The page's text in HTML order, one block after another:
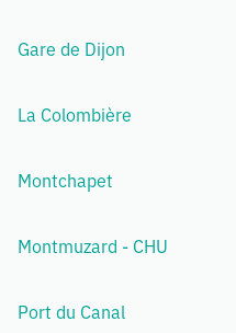
Gare de Dijon
La Colombière
Montchapet
Montmuzard - CHU
Port du Canal